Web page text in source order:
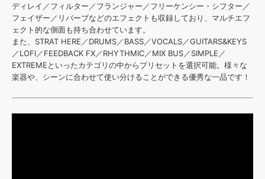
ディレイ／フィルター／フランジャー／フリーケンシー・シフター／
フェイザー／リバーブなどのエフェクトも収録しており、マルチエフ
ェクト的な側面も持ち合わせています。
また、STRAT HERE／DRUMS／BASS／VOCALS／GUITARS&KEYS
／LOFI／FEEDBACK FX／RHYTHMIC／MIX BUS／SIMPLE／
EXTREMEといったカテゴリの中からプリセットを選択可能。様々な
楽器や、シーンに合わせて使い分けることができる優秀な一品です！